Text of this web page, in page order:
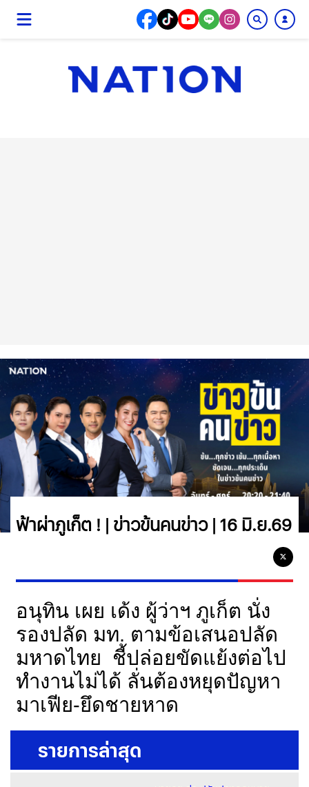
ฟ้าผ่าภูเก็ต ! | ข่าวข้นคนข่าว | 16 มิ.ย.69
อนุทิน เผย เด้ง ผู้ว่าฯ ภูเก็ต นั่ง
รองปลัด มท. ตามข้อเสนอปลัด
มหาดไทย ชี้ปล่อยขัดแย้งต่อไป
ทำงานไม่ได้ ลั่นต้องหยุดปัญหา
มาเฟีย-ยึดชายหาด
รายการล่าสุด